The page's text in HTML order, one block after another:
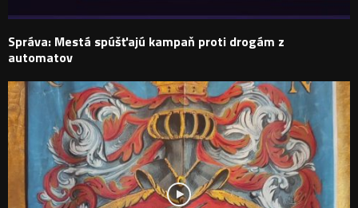
Správa: Mestá spúšťajú kampaň proti drogám z
automatov